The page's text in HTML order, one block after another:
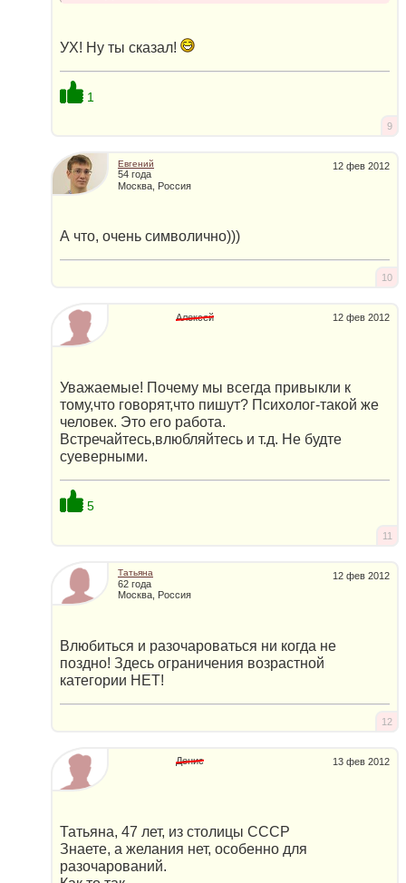
УХ! Ну ты сказал!
1
9
12 фев 2012
Евгений
54 года
Москва, Россия
А что, очень символично)))
10
12 фев 2012
Алексей
Уважаемые! Почему мы всегда привыкли к
тому,что говорят,что пишут? Психолог-такой жe
человек. Это его работа.
Встречайтесь,влюбляйтесь и т.д. Не будте
суеверными.
5
11
12 фев 2012
Татьяна
62 года
Москва, Россия
Влюбиться и разочароваться ни когда не
поздно! Здесь ограничения возрастной
категории НЕТ!
12
13 фев 2012
Денис
Татьяна, 47 лет, из столицы СССР
Знаете, а желания нет, особенно для
разочарований.